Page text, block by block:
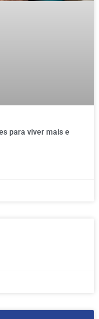
para viver mais e